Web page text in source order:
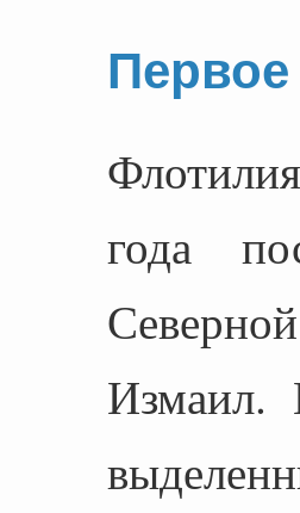
года
Измаил.